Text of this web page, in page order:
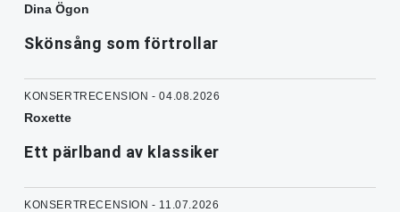
Dina Ögon
Skönsång som förtrollar
KONSERTRECENSION - 04.08.2026
Roxette
Ett pärlband av klassiker
KONSERTRECENSION - 11.07.2026